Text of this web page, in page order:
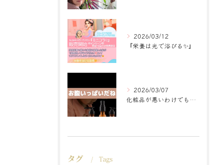
2026/03/12
『栄養は光で浴びる✨』
2026/03/07
化粧品が悪いわけでもなく
タグ Tags